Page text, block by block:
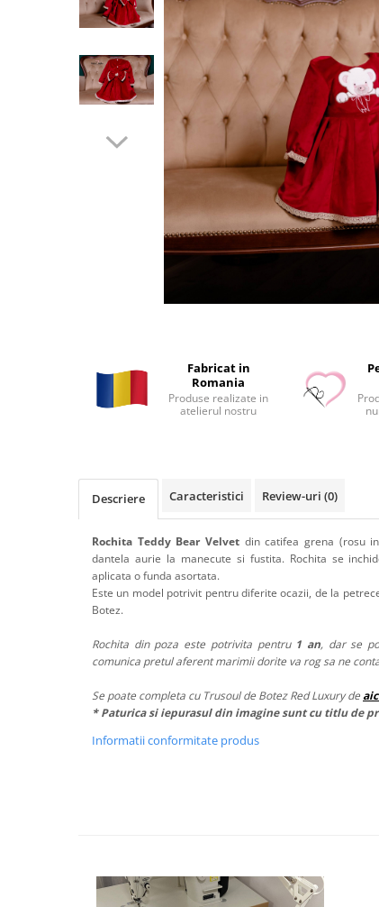
Fabricat in
Romania
Produse realizate in
atelierul nostru
Descriere Caracteristici Review-uri (0)
Rochita Teddy Bear Velvet din catifea grena (rosu
dantela aurie la manecute si fustita. Rochita se
aplicata o funda asortata.
Este un model potrivit pentru diferite ocazii, de la
Botez.
Rochita din poza este potrivita pentru 1 an, dar se
comunica pretul aferent marimii dorite va rog sa ne
Se poate completa cu Trusoul de Botez Red Luxury de
* Paturica si iepurasul din imagine sunt cu titlu de
Informatii conformitate produs